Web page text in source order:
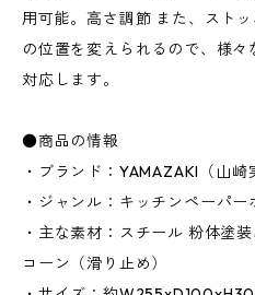
用可能。高さ調節 また、スト
の位置を変えられるので、様
対応します。
●商品の情報
・ブランド：YAMAZAKI（山
・ジャンル：キッチンペーパ
・主な素材：スチール 粉体塗
コーン（滑り止め）